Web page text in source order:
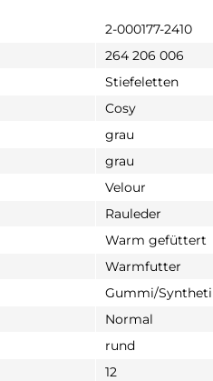
2-000177-2410
264 206 006
Stiefeletten
Cosy
grau
grau
Velour
Rauleder
Warm gefüttert
Warmfutter
Gummi/
Normal
rund
12